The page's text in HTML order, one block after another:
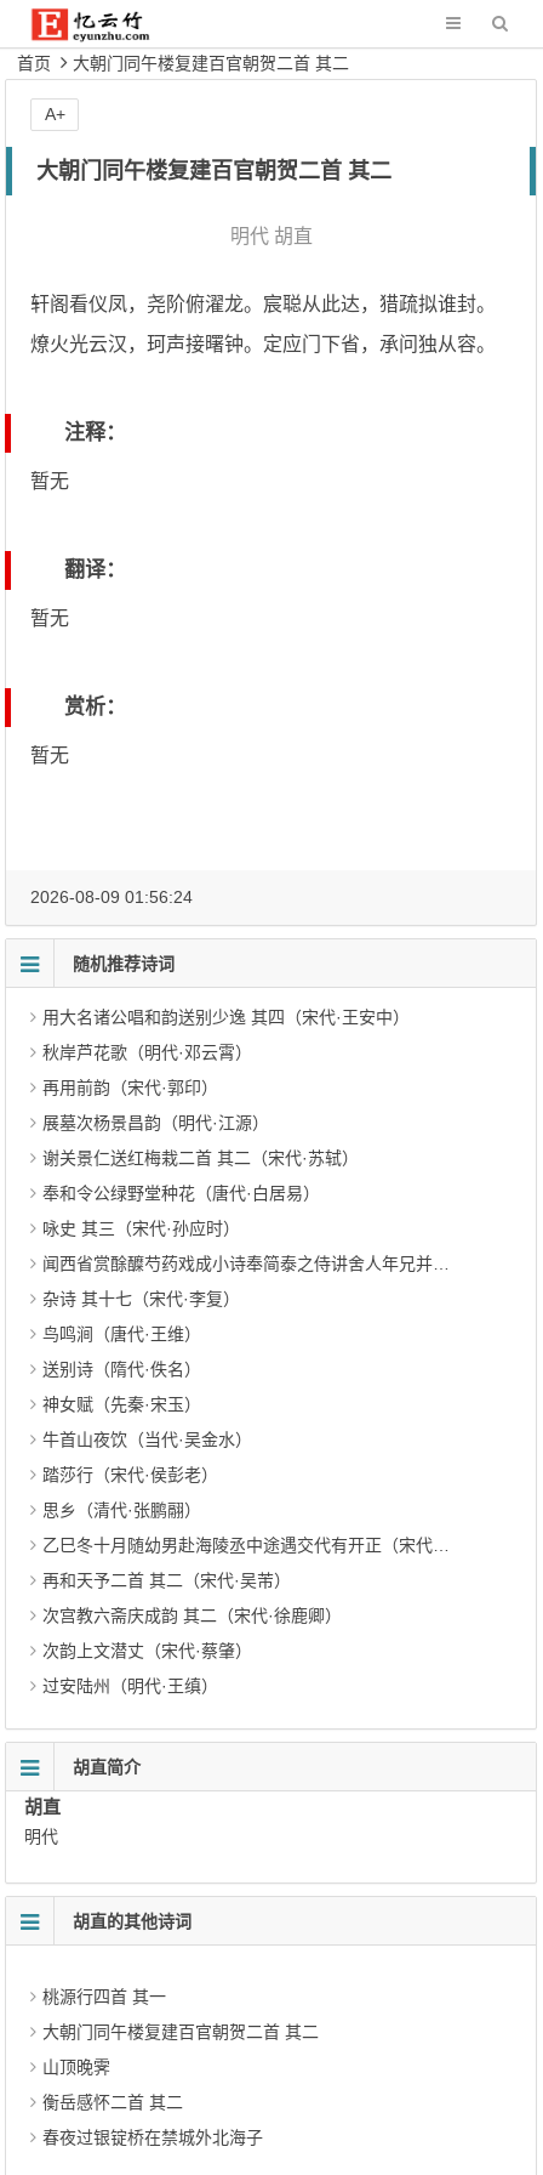
首页 大朝门同午楼复建百官朝贺二首 其二
大朝门同午楼复建百官朝贺二首 其二
明代 胡直
轩阁看仪凤，尧阶俯濯龙。宸聪从此达，猎疏拟谁封。
燎火光云汉，珂声接曙钟。定应门下省，承问独从容。
注释：
暂无
翻译：
暂无
赏析：
暂无
A+
2026-08-09 01:56:24
随机推荐诗词
用大名诸公唱和韵送别少逸 其四（宋代·王安中）
秋岸芦花歌（明代·邓云霄）
再用前韵（宋代·郭印）
展墓次杨景昌韵（明代·江源）
谢关景仁送红梅栽二首 其二（宋代·苏轼）
奉和令公绿野堂种花（唐代·白居易）
咏史 其三（宋代·孙应时）
闻西省赏酴醾芍药戏成小诗奉简泰之侍讲舍人年兄并以丁香橄榄百枚助筵却求残花数枝 其二（宋代·周必大）
杂诗 其十七（宋代·李复）
鸟鸣涧（唐代·王维）
送别诗（隋代·佚名）
神女赋（先秦·宋玉）
牛首山夜饮（当代·吴金水）
踏莎行（宋代·侯彭老）
思乡（清代·张鹏翮）
乙巳冬十月随幼男赴海陵丞中途遇交代有开正（宋代·孙介）
再和天予二首 其二（宋代·吴芾）
次宫教六斋庆成韵 其二（宋代·徐鹿卿）
次韵上文潜丈（宋代·蔡肇）
过安陆州（明代·王缜）
胡直简介
胡直
明代
胡直的其他诗词
桃源行四首 其一
大朝门同午楼复建百官朝贺二首 其二
山顶晚霁
衡岳感怀二首 其二
春夜过银锭桥在禁城外北海子